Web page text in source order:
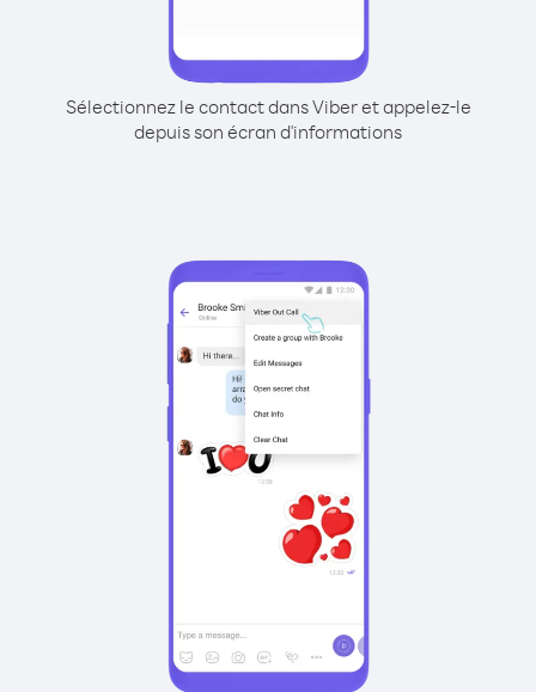
Sélectionnez le contact dans Viber et appelez-le
depuis son écran d'informations